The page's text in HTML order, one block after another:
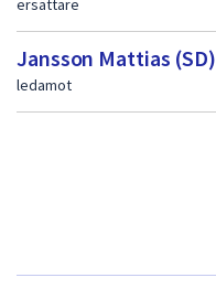
ersättare
Jansson Mattias (SD)
ledamot